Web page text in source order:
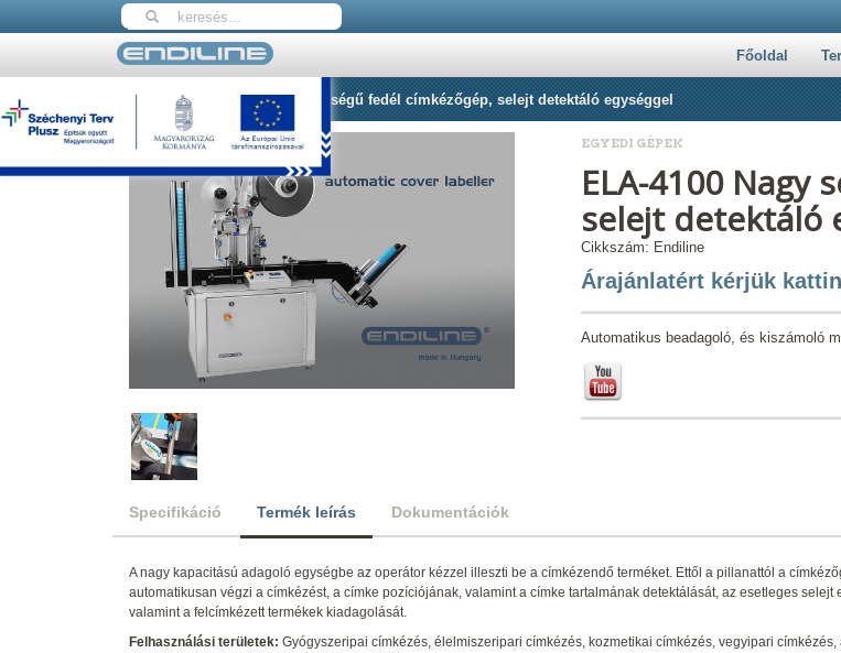
Főoldal
Nyitólap ELA-4100 Nagy sebességű fedél címkézőgép, selejt detektáló egységgel
EGYEDI GÉPEK
ELA-4100 Nagy
selejt detektáló
Cikkszám: Endiline
Árajánlatért kérjük
Automatikus beadagoló, és kiszámoló
Specifikáció Termék leírás Dokumentációk
A nagy kapacitású adagoló egységbe az operátor kézzel illeszti be a címkézendő terméket. Ettől a pillanattól a
automatikusan végzi a címkézést, a címke pozíciójának, valamint a címke tartalmának detektálását, az esetleges selejt
valamint a felcímkézett termékek kiadagolását.
Felhasználási területek: Gyógyszeripai címkézés, élelmiszeripari címkézés, kozmetikai címkézés, vegyipari címkézés,